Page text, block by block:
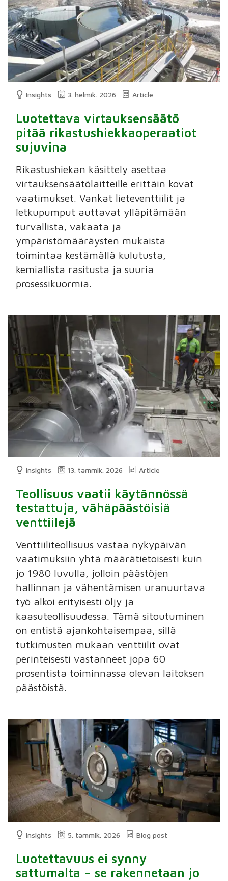
Insights 3. helmik. 2026 Article
Luotettava virtauksensäätö
pitää rikastushiekkaoperaatiot
sujuvina
Rikastushiekan käsittely asettaa
virtauksensäätölaitteille erittäin kovat
vaatimukset. Vankat lieteventtiilit ja
letkupumput auttavat ylläpitämään
turvallista, vakaata ja
ympäristömääräysten mukaista
toimintaa kestämällä kulutusta,
kemiallista rasitusta ja suuria
prosessikuormia.
Insights 13. tammik. 2026 Article
Teollisuus vaatii käytännössä
testattuja, vähäpäästöisiä
venttiilejä
Venttiiliteollisuus vastaa nykypäivän
vaatimuksiin yhtä määrätietoisesti kuin
jo 1980 luvulla, jolloin päästöjen
hallinnan ja vähentämisen uranuurtava
työ alkoi erityisesti öljy ja
kaasuteollisuudessa. Tämä sitoutuminen
on entistä ajankohtaisempaa, sillä
tutkimusten mukaan venttiilit ovat
perinteisesti vastanneet jopa 60
prosentista toiminnassa olevan laitoksen
päästöistä.
Insights 5. tammik. 2026 Blog post
Luotettavuus ei synny
sattumalta – se rakennetaan jo